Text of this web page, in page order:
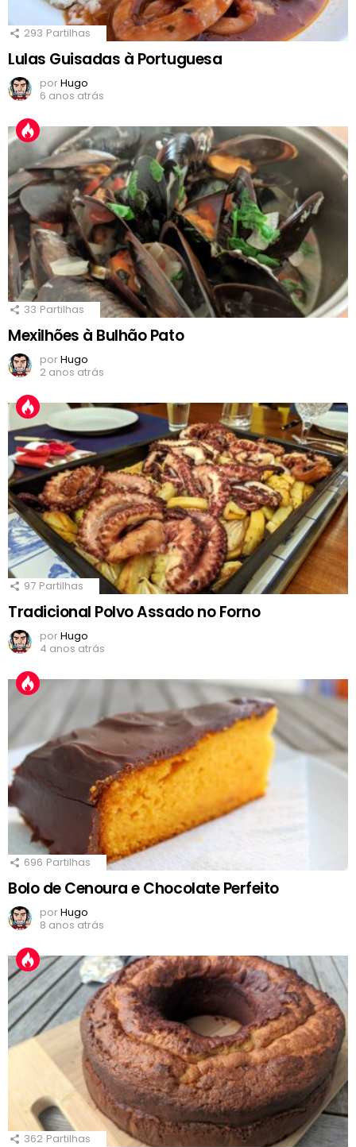
293 Partilhas
Lulas Guisadas à Portuguesa
porHugo
6 anos atrás
33 Partilhas
Mexilhões à Bulhão Pato
porHugo
2 anos atrás
97 Partilhas
Tradicional Polvo Assado no Forno
porHugo
4 anos atrás
696 Partilhas
Bolo de Cenoura e Chocolate Perfeito
porHugo
8 anos atrás
362 Partilhas